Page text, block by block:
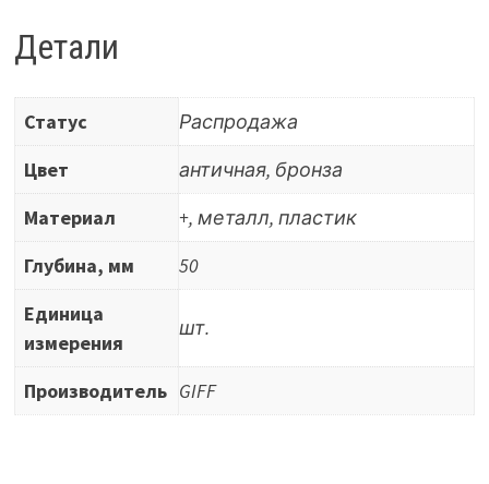
H=50
античная
бронза
Детали
Статус
Распродажа
Цвет
античная, бронза
Материал
+, металл, пластик
Глубина, мм
50
Единица
измерения
шт.
Производитель GIFF